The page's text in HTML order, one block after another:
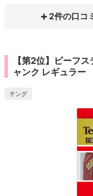
2件の口コ
【第2位】ビーフ
ャンク レギュラー
テング